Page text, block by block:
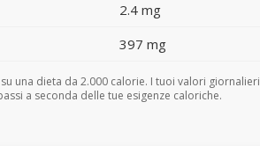
2.4 mg
397 mg
una dieta da 2.000 calorie. I tuoi valori giornalieri
a seconda delle tue esigenze caloriche.